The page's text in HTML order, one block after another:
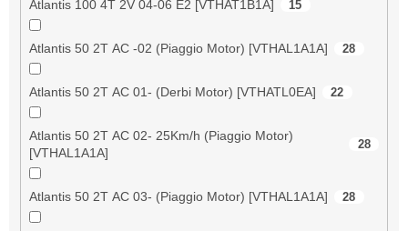
Atlantis 100 4T 2V 04-06 E2 [VTHAT1B1A] 15
Atlantis 50 2T AC -02 (Piaggio Motor) [VTHAL1A1A] 28
Atlantis 50 2T AC 01- (Derbi Motor) [VTHATL0EA] 22
Atlantis 50 2T AC 02- 25Km/h (Piaggio Motor)
[VTHAL1A1A]
28
Atlantis 50 2T AC 03- (Piaggio Motor) [VTHAL1A1A] 28